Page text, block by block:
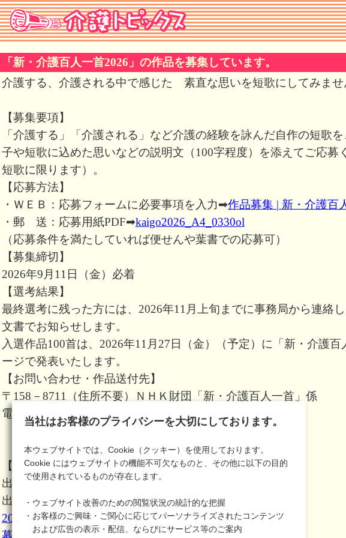
「新・介護百人一首2026」の作品を募集しています。
介護する、介護される中で感じた 素直な思いを短歌にしてみませ
【募集要項】
「介護する」「介護される」など介護の経験を詠んだ自作の短歌
子や短歌に込めた思いなどの説明文（100字程度）を添えてご応募
短歌に限ります）。
【応募方法】
・ＷＥＢ：応募フォームに必要事項を入力➡作品募集 | 新・介護百
・郵 送：応募用紙PDF➡kaigo2026_A4_0330ol
（応募条件を満たしていれば便せんや葉書での応募可）
【募集締切】
2026年9月11日（金）必着
【選考結果】
最終選考に残った方には、2026年11月上旬までに事務局から連絡
文書でお知らせします。
入選作品100首は、2026年11月27日（金）（予定）に「新・介護
ージで発表いたします。
【お問い合わせ・作品送付先】
〒158－8711（住所不要）ＮＨＫ財団「新・介護百人一首」係
電話：03－5797－6709（平日午前10時～午後6時）
【出典に関する記載】
出典：NHK財団Webサイト 一般財団法人 NHK財団
出典：NHK財団 2026新介護百人一首
2026新介護百人一首
募集要項 | 新・介護百人一首2026
当社はお客様のプライバシーを大切にしております。
本ウェブサイトでは、Cookie（クッキー）を使用しております。
Cookie にはウェブサイトの機能不可欠なものと、その他に以下の目的
で使用されているものが存在します。
・ウェブサイト改善のための閲覧状況の統計的な把握
・お客様のご興味・ご関心に応じてパーソナライズされたコンテンツ
および広告の表示・配信、ならびにサービス等のご案内